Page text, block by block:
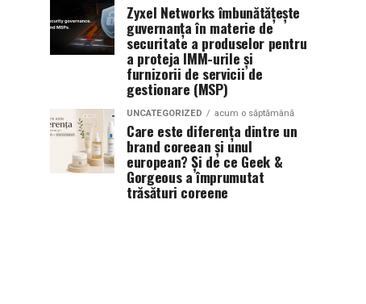
Zyxel Networks îmbunătățește
guvernanța în materie de
securitate a produselor pentru
a proteja IMM-urile și
furnizorii de servicii de
gestionare (MSP)
UNCATEGORIZED acum o săptămână
Care este diferența dintre un
brand coreean și unul
european? Și de ce Geek &
Gorgeous a împrumutat
trăsături coreene